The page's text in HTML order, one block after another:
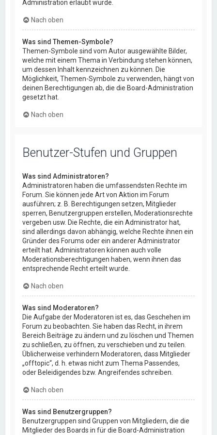
Administration erlaubt wurde.
Nach oben
Was sind Themen-Symbole?
Themen-Symbole sind vom Autor ausgewählte Bilder,
welche mit einem Thema in Verbindung stehen können,
um dessen Inhalt kennzeichnen zu können. Die
Möglichkeit, Themen-Symbole zu verwenden, hängt von
deinen Berechtigungen ab, die die Board-Administration
gesetzt hat.
Nach oben
Benutzer-Stufen und Gruppen
Was sind Administratoren?
Administratoren haben die umfassendsten Rechte im
Forum. Sie können jede Art von Aktion im Forum
ausführen; z. B. Berechtigungen setzen, Mitglieder
sperren, Benutzergruppen erstellen, Moderationsrechte
vergeben usw. Die Rechte, die ein Administrator hat,
sind allerdings davon abhängig, welche Rechte ihnen ein
Gründer des Forums oder ein anderer Administrator
erteilt hat. Administratoren können auch volle
Moderationsberechtigungen haben, wenn ihnen das
entsprechende Recht erteilt wurde.
Nach oben
Was sind Moderatoren?
Die Aufgabe der Moderatoren ist es, das Geschehen im
Forum zu beobachten. Sie haben das Recht, in ihrem
Bereich Beiträge zu ändern und zu löschen und Themen
zu schließen, zu öffnen, zu verschieben und zu teilen.
Üblicherweise verhindern Moderatoren, dass Mitglieder
„offtopic“, d. h. etwas nicht zum Thema Passendes,
oder Beleidigendes bzw. Angreifendes schreiben.
Nach oben
Was sind Benutzergruppen?
Benutzergruppen sind Gruppen von Mitgliedern, die die
Mitglieder des Boards in für die Board-Administration